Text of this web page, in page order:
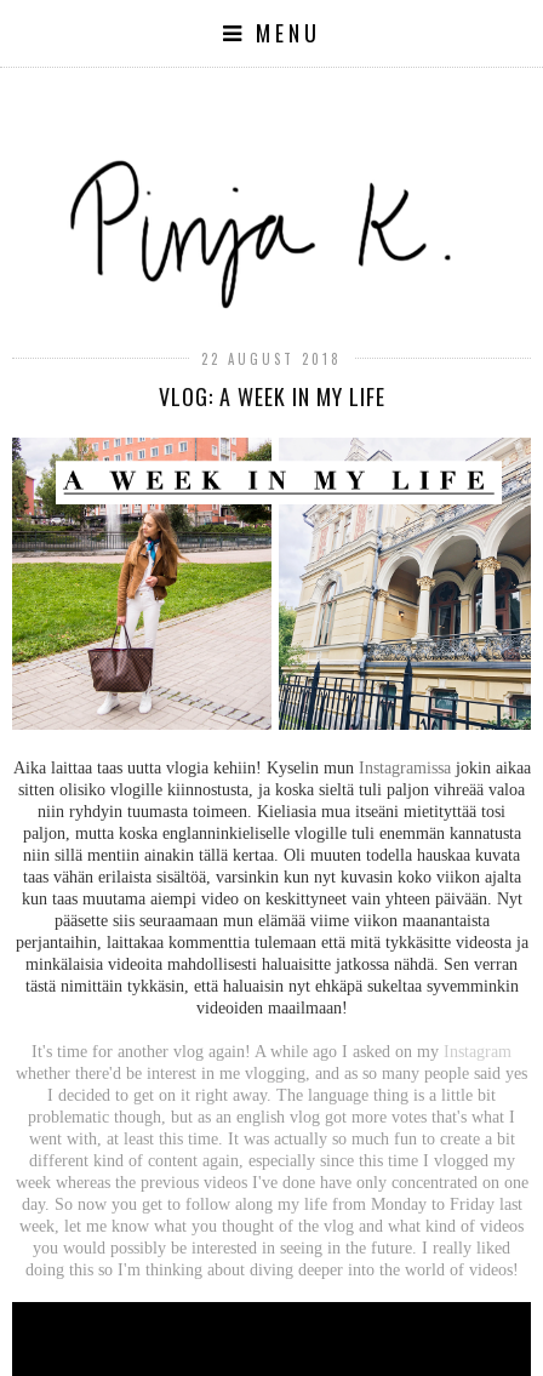
MENU
22 AUGUST 2018
VLOG: A WEEK IN MY LIFE
Aika laittaa taas uutta vlogia kehiin! Kyselin mun Instagramissajokin aikaa
sitten olisiko vlogille kiinnostusta, ja koska sieltä tuli paljon vihreää valoa
niin ryhdyin tuumasta toimeen. Kieliasia mua itseäni mietityttää tosi
paljon, mutta koska englanninkieliselle vlogille tuli enemmän kannatusta
niin sillä mentiin ainakin tällä kertaa. Oli muuten todella hauskaa kuvata
taas vähän erilaista sisältöä, varsinkin kun nyt kuvasin koko viikon ajalta
kun taas muutama aiempi video on keskittyneet vain yhteen päivään. Nyt
pääsette siis seuraamaan mun elämää viime viikon maanantaista
perjantaihin, laittakaa kommenttia tulemaan että mitä tykkäsitte videosta ja
minkälaisia videoita mahdollisesti haluaisitte jatkossa nähdä. Sen verran
tästä nimittäin tykkäsin, että haluaisin nyt ehkäpä sukeltaa syvemminkin
videoiden maailmaan!
It's time for another vlog again! A while ago I asked on my Instagram
whether there'd be interest in me vlogging, and as so many people said yes
I decided to get on it right away. The language thing is a little bit
problematic though, but as an english vlog got more votes that's what I
went with, at least this time. It was actually so much fun to create a bit
different kind of content again, especially since this time I vlogged my
week whereas the previous videos I've done have only concentrated on one
day. So now you get to follow along my life from Monday to Friday last
week, let me know what you thought of the vlog and what kind of videos
you would possibly be interested in seeing in the future. I really liked
doing this so I'm thinking about diving deeper into the world of videos!